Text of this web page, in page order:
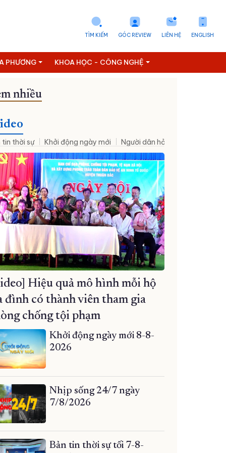
ENGLISH
LIÊN HỆ
GÓC REVIEW
TÌM KIẾM
PHƯƠNG KHOA HỌC - CÔNG NGHỆ
số Thông tin doanh nghiệp
nhiều
tin thời sự Khởi động ngày mới Người dân hỏi – Cơ quan nhà
Hiệu quả mô hình mỗi hộ
đình có thành viên tham gia
chống tội phạm
Khởi động ngày mới 8-8-
2026
Nhịp sống 24/7 ngày
7/8/2026
Bản tin thời sự tối 7-8-